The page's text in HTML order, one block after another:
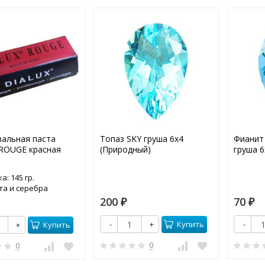
паста
красная
145 гр.
и серебра
+ Купить
0
Топаз SKY груша 6х4
(Природный)
200 ₽
- + Купить
0
груша
70 ₽
-